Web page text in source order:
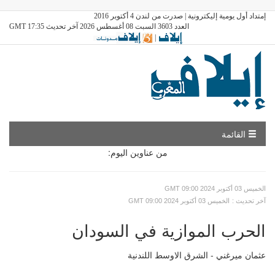
إمتداد أول يومية إليكترونية | صدرت من لندن 4 أكتوبر 2016
العدد 3603 السبت 08 أغسطس 2026 آخر تحديث GMT 17:35
|
القائمة
من عناوين اليوم:
GMT الخميس 03 أكتوبر 2024 09:00
GMT الخميس 03 أكتوبر 2024 09:00
: آخر تحديث
الحرب الموازية في السودان
عثمان ميرغني - الشرق الاوسط اللندنية